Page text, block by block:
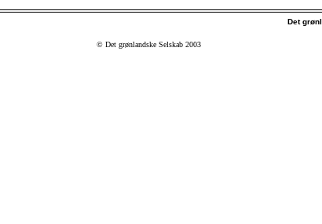
Det
© Det grønlandske Selskab 2003